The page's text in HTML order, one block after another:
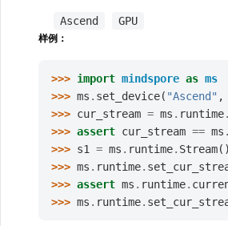
Ascend GPU
样例：
>>> import mindspore as ms
>>> ms . set_device( "Ascend" ,
>>> cur_stream = ms . runtime.
>>> assert cur_stream == ms .
>>> s1 = ms . runtime. Stream()
>>> ms . runtime.
>>> assert ms . runtime.
>>> ms . runtime.